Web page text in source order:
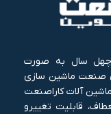
چهل سال به صورت
صنعت ماشین سازی
آلات کاراصنعت
قابلیت تغییرو